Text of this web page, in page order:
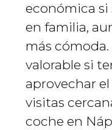
económica si
en familia,
más
valorable si
aprovechar
visitas
coche en